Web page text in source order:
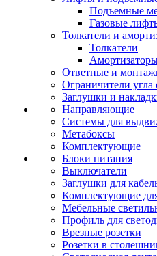
Подъемные
Газовые
Толкатели и
Толкатели
Ответные и
Ограничители угла
Заглушки и
Направляющие
Системы для
Метабоксы
Комплектующие
Блоки питания
Выключатели
Заглушки для
Комплектующие
Мебельные
Профиль для
Врезные розетки
Розетки в